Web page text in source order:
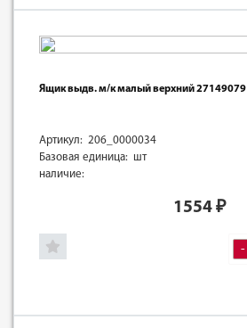
Ящик выдв. м/к малый верхний 27149079
Артикул: 206_0000034
Базовая единица: шт
наличие:
1554₽
-